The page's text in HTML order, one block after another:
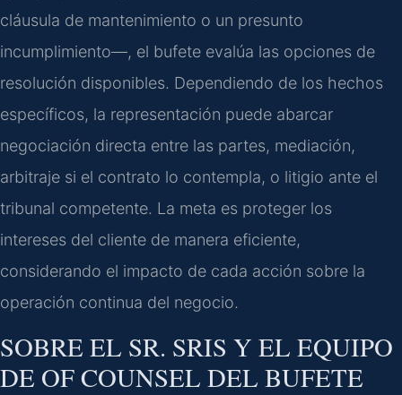
cláusula de mantenimiento o un presunto
incumplimiento—, el bufete evalúa las opciones de
resolución disponibles. Dependiendo de los hechos
específicos, la representación puede abarcar
negociación directa entre las partes, mediación,
arbitraje si el contrato lo contempla, o litigio ante el
tribunal competente. La meta es proteger los
intereses del cliente de manera eficiente,
considerando el impacto de cada acción sobre la
operación continua del negocio.
SOBRE EL SR. SRIS Y EL EQUIPO
DE OF COUNSEL DEL BUFETE